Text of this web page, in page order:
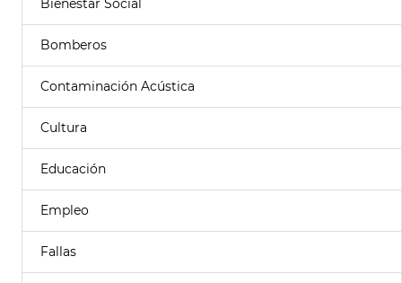
Bomberos
Contaminación Acústica
Cultura
Educación
Empleo
Fallas